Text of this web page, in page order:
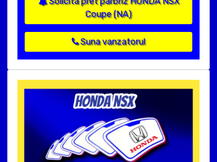
Coupe (NA)
Suna vanzatorul